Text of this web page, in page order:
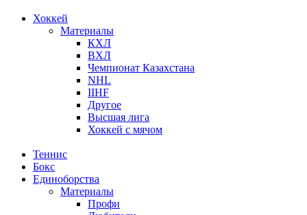
Хоккей
Материалы
КХЛ
ВХЛ
Чемпионат Казахстана
NHL
IIHF
Другое
Высшая лига
Хоккей с мячом
Теннис
Бокс
Единоборства
Материалы
Профи